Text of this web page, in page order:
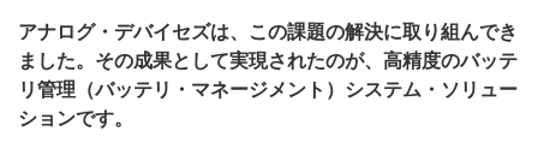
アナログ・デバイセズは、この課題の解決に取り組んでき
ました。その成果として実現されたのが、高精度のバッテ
リ管理（バッテリ・マネージメント）システム・ソリュー
ションです。